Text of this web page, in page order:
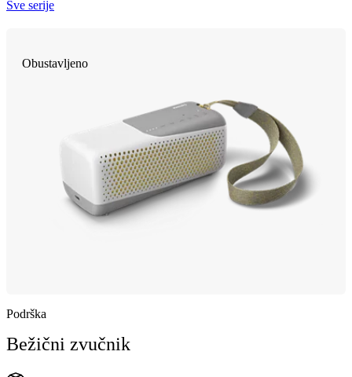
Sve serije
Obustavljeno
Podrška
Bežični zvučnik